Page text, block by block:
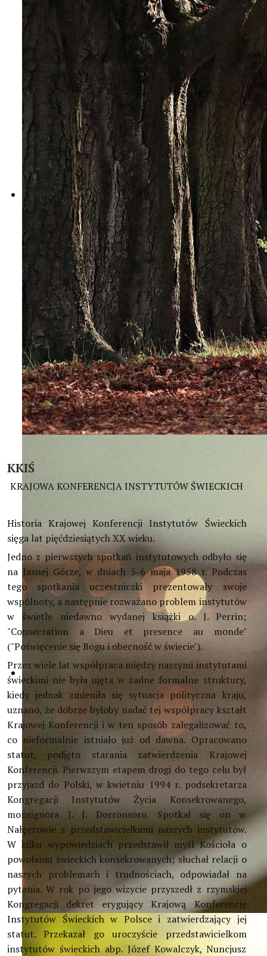
Dokumenty Kościoła
Instytuty świeckie kleryckie
Publikacje
Multimedia
IŚ W POLSCE
TERMINARZ
POLECAMY
Dziś świat was potrzebuje, was ? żyjących wśród świata,
KKIŚ
KRAJOWA KONFERENCJA INSTYTUTÓW ŚWIECKICH
Historia Krajowej Konferencji Instytutów Świeckich
sięga lat pięćdziesiątych XX wieku.
Jedno z pierwszych spotkań instytutowych odbyło się
na Jasnej Górze, w dniach 5-6 maja 1958 r. Podczas
tego spotkania uczestniczki prezentowały swoje
wspólnoty, a następnie rozważano problem instytutów
w świetle niedawno wydanej książki o. J. Perrin;
"Consecration a Dieu et presence au monde"
("Poświęcenie się Bogu i obecność w świecie").
Przez wiele lat współpraca między naszymi instytutami
świeckimi nie była ujęta w żadne formalne struktury,
kiedy jednak zmieniła się sytuacja polityczna kraju,
uznano, że dobrze byłoby nadać tej współpracy kształt
Krajowej Konferencji i w ten sposób zalegalizować to,
co nieformalnie istniało już od dawna. Opracowano
statut, podjęto starania zatwierdzenia Krajowej
Konferencji. Pierwszym etapem drogi do tego celu był
przyjazd do Polski, w kwietniu 1994 r. podsekretarza
Kongregacji Instytutów Życia Konsekrowanego,
monsignora J. J. Dorronsoro. Spotkał się on w
Nałęczowie z przedstawicielkami naszych instytutów.
W kilku wypowiedziach przedstawił myśl Kościoła o
powołaniu świeckich konsekrowanych; słuchał relacji o
naszych problemach i trudnościach, odpowiadał na
pytania. W rok po jego wizycie przyszedł z rzymskiej
Kongregacji dekret erygujący Krajową Konferencję
Instytutów Świeckich w Polsce i zatwierdzający jej
statut. Przekazał go uroczyście przedstawicielkom
instytutów świeckich abp. Józef Kowalczyk, Nuncjusz